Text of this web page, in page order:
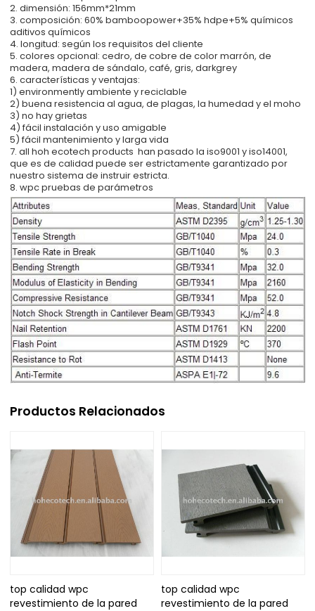
2. dimensión: 156mm*21mm
3. composición: 60% bamboopower+35% hdpe+5% químicos
aditivos químicos
4. longitud: según los requisitos del cliente
5. colores opcional: cedro, de cobre de color marrón, de
madera, madera de sándalo, café, gris, darkgrey
6. características y ventajas:
1) environmently ambiente y reciclable
2) buena resistencia al agua, de plagas, la humedad y el moho
3) no hay grietas
4) fácil instalación y uso amigable
5) fácil mantenimiento y larga vida
7. all hoh ecotech products han pasado la iso9001 y iso14001,
que es de calidad puede ser estrictamente garantizado por
nuestro sistema de instruir estricta.
8. wpc pruebas de parámetros
Productos Relacionados
top calidad wpc
revestimiento de la pared
top calidad wpc
revestimiento de la pared